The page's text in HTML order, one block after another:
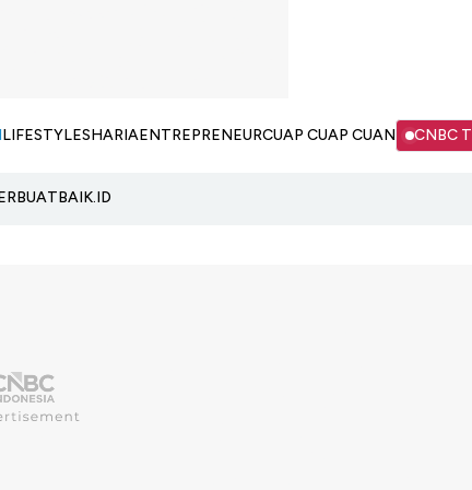
LIFESTYLESHARIAENTREPRENEURCUAP CUAP CUAN CNBC